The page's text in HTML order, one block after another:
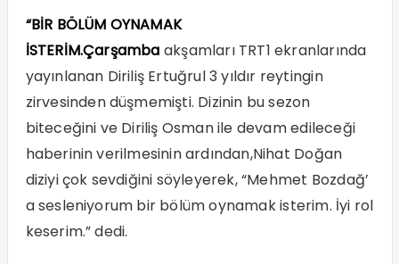
“BİR BÖLÜM OYNAMAK
İSTERİM.Çarşamba akşamları TRT1 ekranlarında
yayınlanan Diriliş Ertuğrul 3 yıldır reytingin
zirvesinden düşmemişti. Dizinin bu sezon
biteceğini ve Diriliş Osman ile devam edileceği
haberinin verilmesinin ardından,Nihat Doğan
diziyi çok sevdiğini söyleyerek, “Mehmet Bozdağ’
a sesleniyorum bir bölüm oynamak isterim. İyi rol
keserim.” dedi.